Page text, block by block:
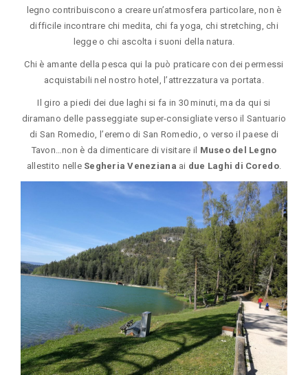
legno contribuiscono a creare un’atmosfera particolare, non è
difficile incontrare chi medita, chi fa yoga, chi stretching, chi
legge o chi ascolta i suoni della natura.
Chi è amante della pesca qui la può praticare con dei permessi
acquistabili nel nostro hotel, l’attrezzatura va portata.
Il giro a piedi dei due laghi si fa in 30 minuti, ma da qui si
diramano delle passeggiate super-consigliate verso il Santuario
di San Romedio, l’eremo di San Romedio, o verso il paese di
Tavon…non è da dimenticare di visitare il Museo del Legno
allestito nelle Segheria Veneziana ai due Laghi di Coredo.